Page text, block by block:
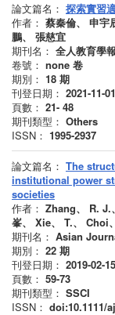
論文篇名： 探索實習
作者： 蔡秦倫、 申宇
鵬、 張慈宜
期刊名： 全人教育學報
卷號： none 卷
期別： 18 期
刊登日期： 2021-11-01
頁數： 21- 48
期刊類型： Others
ISSN： 1995-2937
論文篇名： The
institutional power
societies
作者： Zhang、 R. J.
峯、 Xie、 T.、 Choi
期刊名： Asian
期別： 22 期
刊登日期： 2019-02-15
頁數： 59-73
期刊類型： SSCI
ISSN： doi:10.1111/